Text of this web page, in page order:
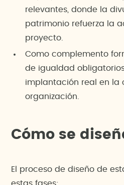
relevantes, donde la
patrimonio refuerza la
proyecto.
Como complemento
de igualdad
implantación real en la
organización.
Cómo se
El proceso de diseño de